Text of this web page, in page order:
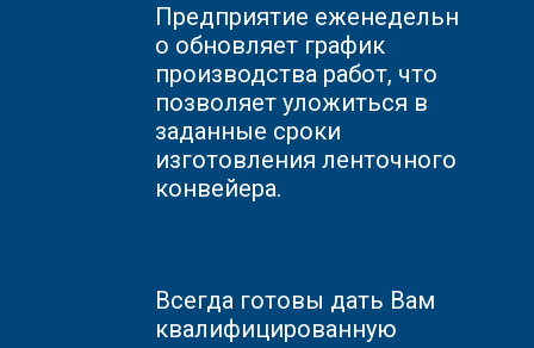
Предприятие еженедельн
о обновляет график
производства работ, что
позволяет уложиться в
заданные сроки
изготовления ленточного
конвейера.
Всегда готовы дать Вам
квалифицированную